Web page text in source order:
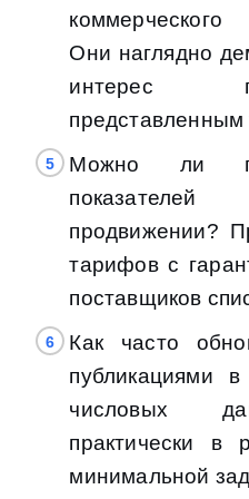
коммерческого
Они наглядно
интерес
представленным
Можно ли
продвижении?
тарифов с
поставщиков
Как часто
публикациями
числовых
практически в
минимальной